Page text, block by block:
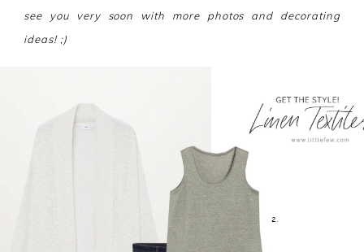
see you very soon with more photos and decorating
ideas! ;)